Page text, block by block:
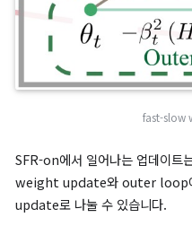
Weight Saliency 방법(S)
논문은 forget dataset과
weight saliency 개념을 도
기존 SalUn 머신 언러닝
손상될 수 있기 때문에, 두
방법이 필요합니다.